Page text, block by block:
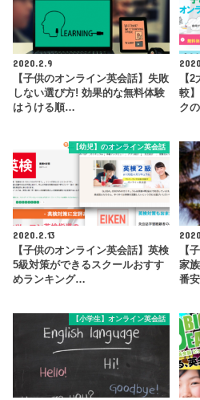
2020.2.9
【子供のオンライン英会話】失敗
しない選び方! 効果的な無料体験
はうける順…
【
較
ク
【幼児】のオンライン英会話
2020.2.13
【子供のオンライン英会話】英検
5級対策ができるスクールおすす
めランキング…
【
家
番
【小学生】オンライン英会話